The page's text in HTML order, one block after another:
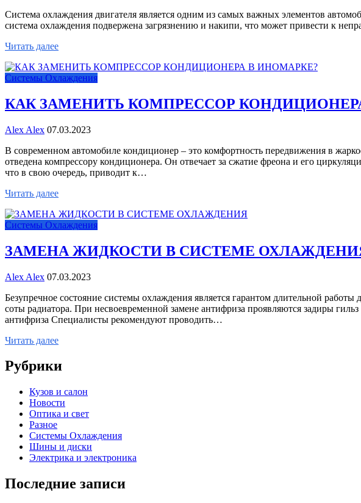
Система охлаждения двигателя является одним из самых важных элементов
система охлаждения подвержена загрязнению и накипи, что может привести к
Читать далее
Системы Охлаждения
КАК ЗАМЕНИТЬ КОМПРЕССОР
Alex Alex 07.03.2023
В современном автомобиле кондиционер – это комфортность передвижения в
отведена компрессору кондиционера. Он отвечает за сжатие фреона и его
что в свою очередь, приводит к…
Читать далее
Системы Охлаждения
ЗАМЕНА ЖИДКОСТИ В СИСТЕМЕ
Alex Alex 07.03.2023
Безупречное состояние системы охлаждения является гарантом длительной
соты радиатора. При несвоевременной замене антифриза проявляются задиры
антифриза Специалисты рекомендуют проводить…
Читать далее
Рубрики
Кузов и салон
Новости
Оптика и свет
Разное
Системы Охлаждения
Шины и диски
Электрика и электроника
Последние записи